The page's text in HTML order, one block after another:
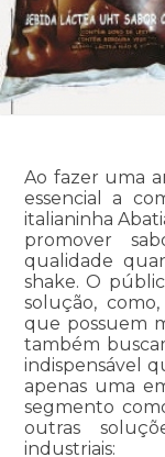
Ao fazer uma
essencial a
italianinha
promover
qualidade
shake. O
solução,
que possuem
também
indispensável
apenas uma
segmento
outras
industriais: